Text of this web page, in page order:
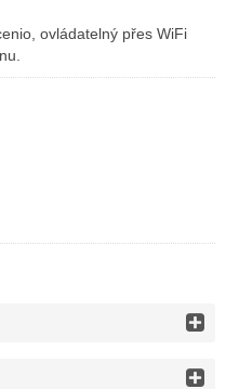
ovládatelný přes WiFi